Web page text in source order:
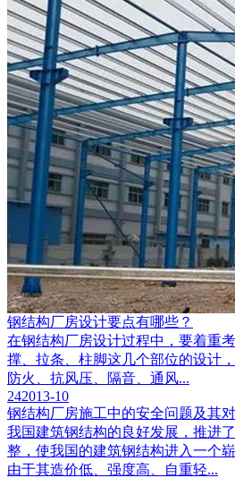
钢结构厂房设计要点有哪些？
在钢结构厂房设计过程中，要着重
撑、拉条、柱脚这几个部位的设计
防火、抗风压、隔音、通风...
242013-10
钢结构厂房施工中的安全问题及其
我国建筑钢结构的良好发展，推进
整，使我国的建筑钢结构进入一个
由于其造价低、强度高、自重轻...